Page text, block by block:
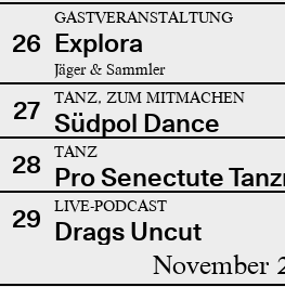
26
GASTVERANSTALTUNG
Explora
Jäger & Sammler
27 TANZ, ZUM MITMACHEN
Südpol Dance
28
TANZ
Pro Senectute
29
LIVE-PODCAST
Drags Uncut
November